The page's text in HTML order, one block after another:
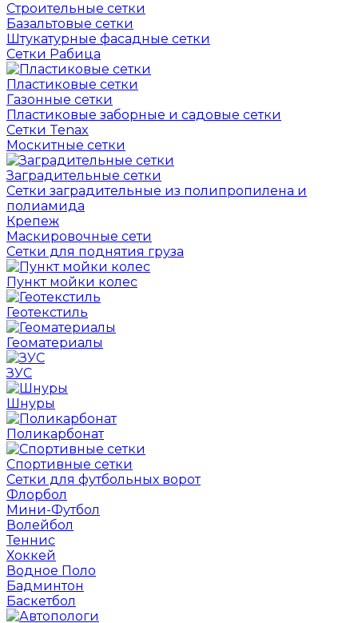
Строительные сетки
Базальтовые сетки
Штукатурные фасадные сетки
Сетки Рабица
Пластиковые сетки
Газонные сетки
Пластиковые заборные и садовые сетки
Сетки Tenax
Москитные сетки
Заградительные сетки
Сетки заградительные из полипропилена и
полиамида
Крепеж
Маскировочные сети
Сетки для поднятия груза
Пункт мойки колес
Геотекстиль
Геоматериалы
ЗУС
Шнуры
Поликарбонат
Спортивные сетки
Сетки для футбольных ворот
Флорбол
Мини-Футбол
Волейбол
Теннис
Хоккей
Водное Поло
Бадминтон
Баскетбол